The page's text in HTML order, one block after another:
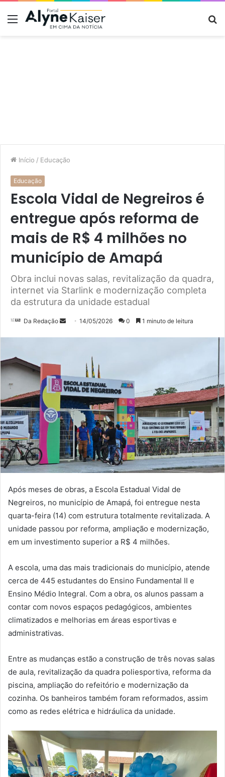
Menu
Início / Educação
Educação
Escola Vidal de Negreiros é
entregue após reforma de
mais de R$ 4 milhões no
município de Amapá
Obra inclui novas salas, revitalização da quadra,
internet via Starlink e modernização completa
da estrutura da unidade estadual
Da Redação
Mande14/05/2026 0 1 minuto de leitura
Após meses de obras, a Escola Estadual Vidal de
Negreiros, no município de Amapá, foi entregue nesta
quarta-feira (14) com estrutura totalmente revitalizada. A
unidade passou por reforma, ampliação e modernização,
em um investimento superior a R$ 4 milhões.
A escola, uma das mais tradicionais do município, atende
cerca de 445 estudantes do Ensino Fundamental II e
Ensino Médio Integral. Com a obra, os alunos passam a
contar com novos espaços pedagógicos, ambientes
climatizados e melhorias em áreas esportivas e
administrativas.
Entre as mudanças estão a construção de três novas salas
de aula, revitalização da quadra poliesportiva, reforma da
piscina, ampliação do refeitório e modernização da
cozinha. Os banheiros também foram reformados, assim
como as redes elétrica e hidráulica da unidade.